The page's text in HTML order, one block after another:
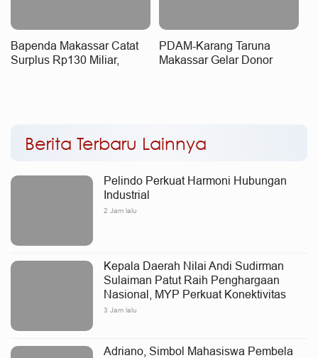
Bapenda Makassar Catat
Surplus Rp130 Miliar,
PDAM-Karang Taruna
Makassar Gelar Donor
Berita Terbaru Lainnya
Pelindo Perkuat Harmoni Hubungan
Industrial
2 Jam lalu
Kepala Daerah Nilai Andi Sudirman
Sulaiman Patut Raih Penghargaan
Nasional, MYP Perkuat Konektivitas
3 Jam lalu
Adriano, Simbol Mahasiswa Pembela